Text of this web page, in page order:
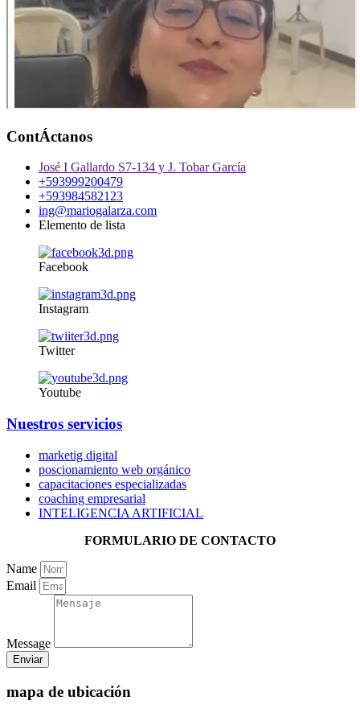
ContÁctanos
José I Gallardo S7-134 y J. Tobar García
+593999200479
+593984582123
ing@mariogalarza.com
Elemento de lista
Facebook
Instagram
Twitter
Youtube
Nuestros servicios
marketig digital
poscionamiento web orgánico
capacitaciones especializadas
coaching empresarial
INTELIGENCIA ARTIFICIAL
FORMULARIO DE CONTACTO
Name
Email
Message
Enviar
mapa de ubicación